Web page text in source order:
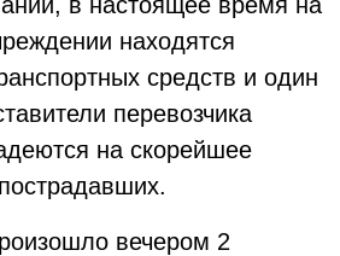
находятся
средств и один
перевозчика
на скорейшее
вечером 2